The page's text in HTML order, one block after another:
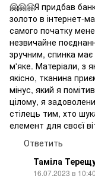
🤗🤗🤗Я придбав
золото в інтернет-
самого початку
незвичайне
зручним, спинка
м'яке. Матеріали, з
якісно, тканина
мінус, який я
цілому, я
стілець тим, хто
елемент для своєї
Ответить
Таміла
16.07.2023 в 10:40